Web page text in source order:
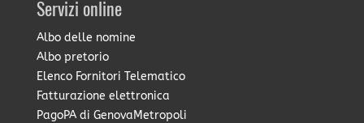
Servizi online
Albo delle nomine
Albo pretorio
Elenco Fornitori Telematico
Fatturazione elettronica
PagoPA di GenovaMetropoli